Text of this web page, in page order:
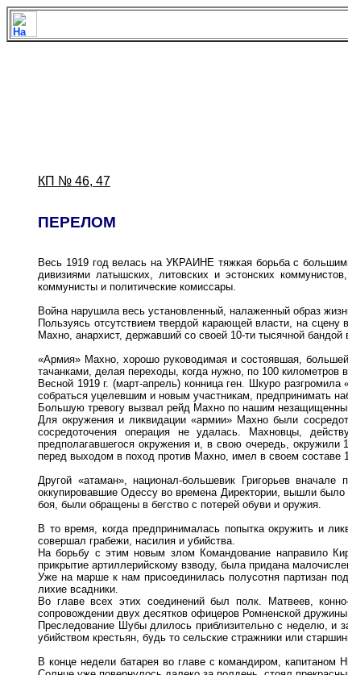
КП № 46, 47
ПЕРЕЛОМ
Весь 1919 год велась на УКРАИНЕ тяжкая борьба с
дивизиями латышских, литовских и эстонских
коммунисты и политические комиссары.
Война нарушила весь установленный, налаженный образ
Пользуясь отсутствием твердой карающей власти, на
Махно, анархист, державший со своей 10-ти тысячной бандой
«Армия» Махно, хорошо руководимая и состоявшая,
тачанками, делая переходы, когда нужно, по 100
Весной 1919 г. (март-апрель) конница ген. Шкуро
собраться уцелевшим и новым участникам, предпринимать
Большую тревогу вызвал рейд Махно по нашим
Для окружения и ликвидации «армии» Махно были
сосредоточения операция не удалась. Махновцы,
предполагавшегося окружения и, в свою очередь, окружили
перед выходом в поход против Махно, имел в своем составе
Другой «атаман», национал-большевик Григорьев
оккупировавшие Одессу во времена Директории, вышли было
боя, были обращены в бегство с потерей обуви и оружия.
В то время, когда предпринималась попытка окружить и
совершал грабежи, насилия и убийства.
На борьбу с этим новым злом Командование направило
прикрытие артиллерийскому взводу, была придана
Уже на марше к нам присоединилась полусотня партизан
лихие всадники.
Во главе всех этих соединений был полк. Матвеев,
сопровождении двух десятков офицеров Ромненской
Преследование Шубы длилось приблизительно с неделю, и
убийством крестьян, будь то сельские стражники или
В конце недели батарея во главе с командиром, капитаном